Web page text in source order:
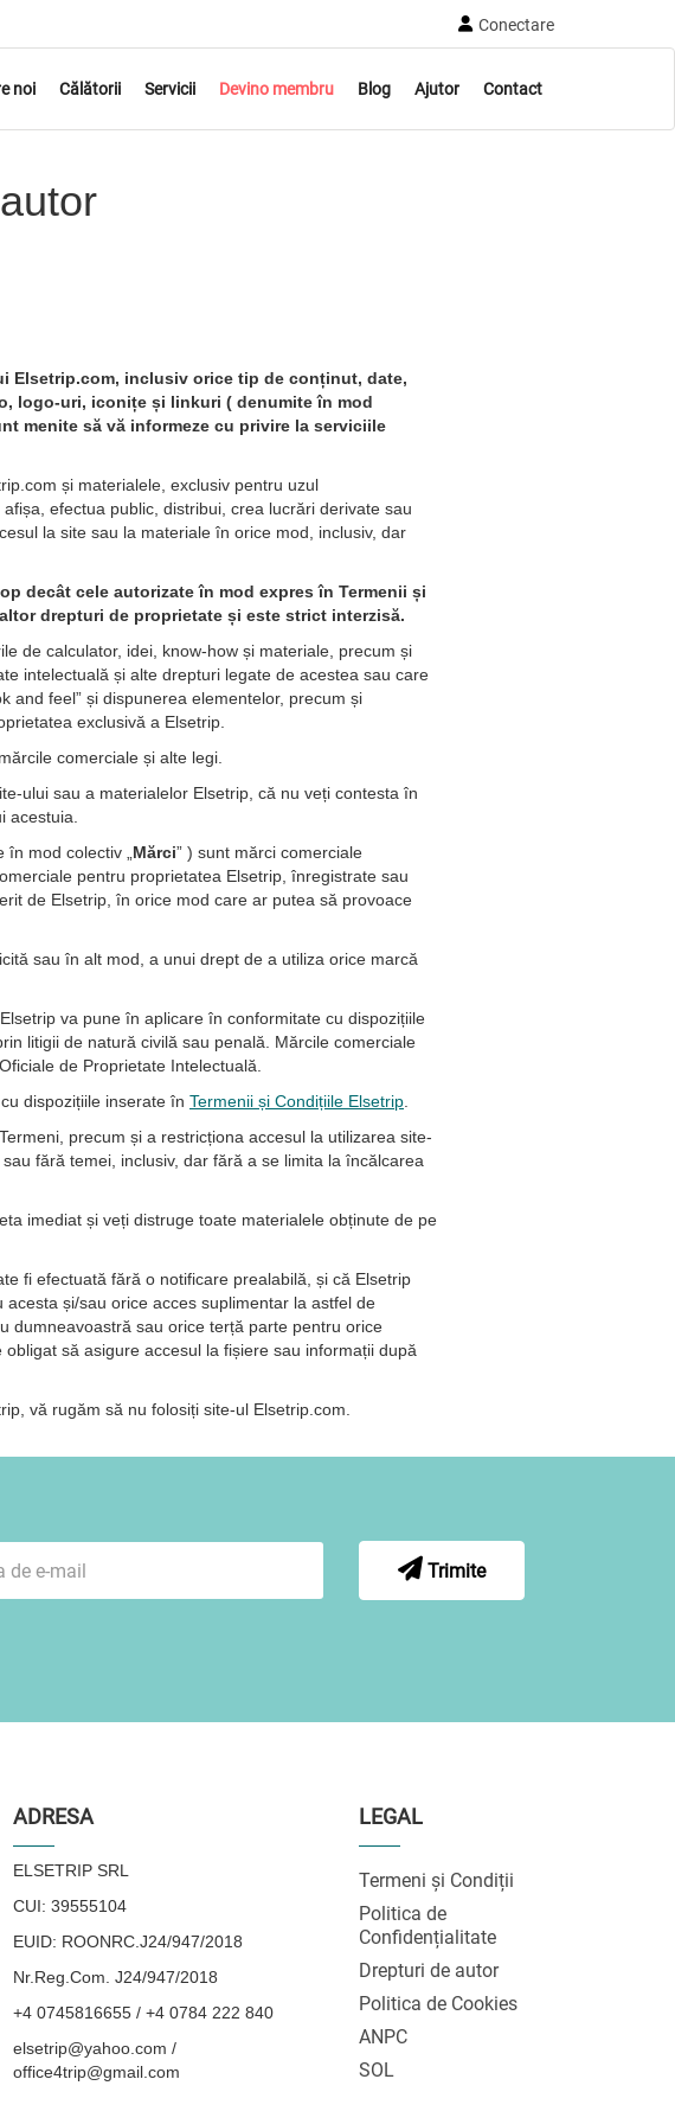
Conectare
noi Călătorii Servicii Devino membru Blog Ajutor Contact
Elsetrip.com, inclusiv orice tip de conținut, date,
logo-uri, iconițe și linkuri ( denumite în mod
menite să vă informeze cu privire la serviciile
și materialele, exclusiv pentru uzul
efectua public, distribui, crea lucrări derivate sau
la site sau la materiale în orice mod, inclusiv, dar
decât cele autorizate în mod expres în Termenii și
drepturi de proprietate și este strict interzisă.
de calculator, idei, know-how și materiale, precum și
intelectuală și alte drepturi legate de acestea sau care
and feel” și dispunerea elementelor, precum și
exclusivă a Elsetrip.
comerciale și alte legi.
ului sau a materialelor Elsetrip, că nu veți contesta în
acestuia.
mod colectiv „ Mărci” ) sunt mărci comerciale
pentru proprietatea Elsetrip, înregistrate sau
de Elsetrip, în orice mod care ar putea să provoace
sau în alt mod, a unui drept de a utiliza orice marcă
va pune în aplicare în conformitate cu dispozițiile
litigii de natură civilă sau penală. Mărcile comerciale
de Proprietate Intelectuală.
dispozițiile inserate în Termenii și Condițiile Elsetrip
precum și a restricționa accesul la utilizarea site-
fără temei, inclusiv, dar fără a se limita la încălcarea
imediat și veți distruge toate materialele obținute de pe
fi efectuată fără o notificare prealabilă, și că Elsetrip
și/sau orice acces suplimentar la astfel de
dumneavoastră sau orice terță parte pentru orice
să asigure accesul la fișiere sau informații după
vă rugăm să nu folosiți site-ul Elsetrip.com.
Trimite
ADRESA
ELSETRIP SRL
CUI: 39555104
EUID: ROONRC.J24/947/2018
Nr.Reg.Com. J24/947/2018
+4 0745816655 / +4 0784 222 840
elsetrip@yahoo.com /
office4trip@gmail.com
LEGAL
Termeni și Condiții
Politica de
Confidențialitate
Drepturi de autor
Politica de Cookies
ANPC
SOL